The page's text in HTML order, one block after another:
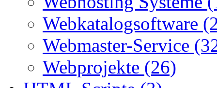
Webkatalogsoftware
Webmaster-Service
Webprojekte (26)